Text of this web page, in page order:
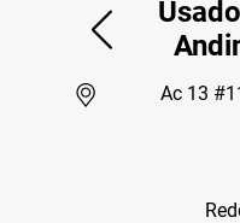
Ac 13